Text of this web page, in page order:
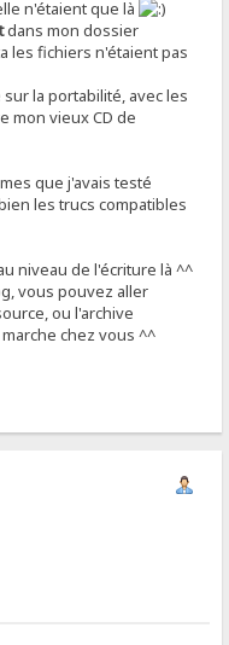
n'étaient que là
dans mon dossier
les fichiers n'étaient pas
la portabilité, avec les
mon vieux CD de
que j'avais testé
les trucs compatibles
niveau de l'écriture là ^^
vous pouvez aller
ou l'archive
chez vous ^^